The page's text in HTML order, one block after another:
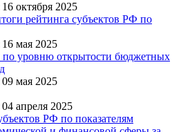
октября 2025
рейтинга субъектов РФ по
мая 2025
по уровню открытости бюджетных
мая 2025
апреля 2025
РФ по показателям